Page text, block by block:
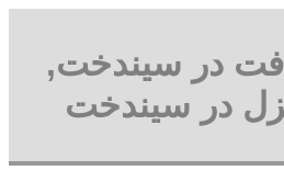
در سیندخت,
در سیندخت